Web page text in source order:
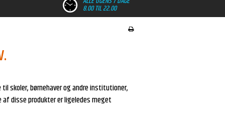
8.00 TIL 22.00
skoler, børnehaver og andre institutioner,
disse produkter er ligeledes meget